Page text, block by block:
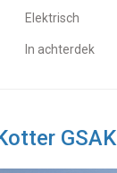
Elektrisch
in achterdek
GSAK